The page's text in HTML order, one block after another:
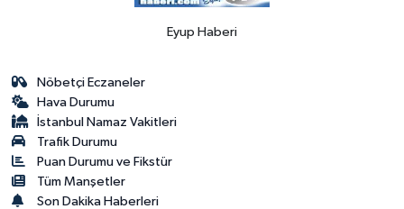
Eyup Haberi
Nöbetçi Eczaneler
Hava Durumu
İstanbul Namaz Vakitleri
Trafik Durumu
Puan Durumu ve Fikstür
Tüm Manşetler
Son Dakika Haberleri